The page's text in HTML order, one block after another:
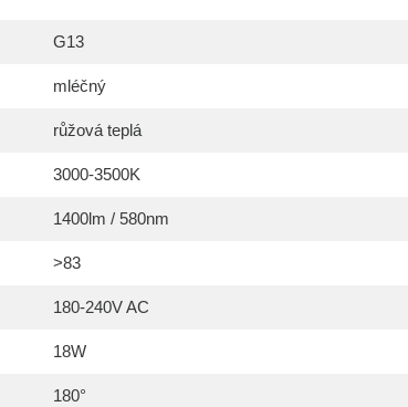
G13
mléčný
růžová teplá
3000-3500K
1400lm / 580nm
>83
180-240V AC
18W
180°